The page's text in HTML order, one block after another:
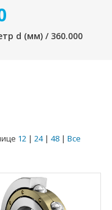
d (мм) / 360.000
12| 24| 48| Все